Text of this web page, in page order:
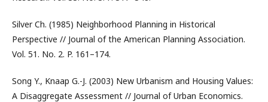
Silver Ch. (1985) Neighborhood Planning in Historical
Perspective // Journal of the American Planning Association.
Vol. 51. No. 2. P. 161–174.
Song Y., Knaap G.-J. (2003) New Urbanism and Housing Values:
A Disaggregate Assessment // Journal of Urban Economics.